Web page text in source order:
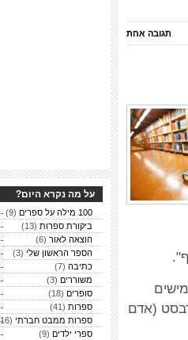
תגובה אחת
(אדם
על מה נקרא היום?
100 מילה על ספרים
(9)
ביקורת ספרות (13)
הוצאה לאור (6)
הספר הראשון שלי (3)
כתיבה (7)
משוררים (3)
סופרים (18)
ספרות (41)
ספרות ממבט חברתי (16)
ספרי ילדים (9)